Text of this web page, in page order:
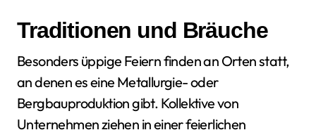
Traditionen und Bräuche
Besonders üppige Feiern finden an Orten statt,
an denen es eine Metallurgie- oder
Bergbauproduktion gibt. Kollektive von
Unternehmen ziehen in einer feierlichen